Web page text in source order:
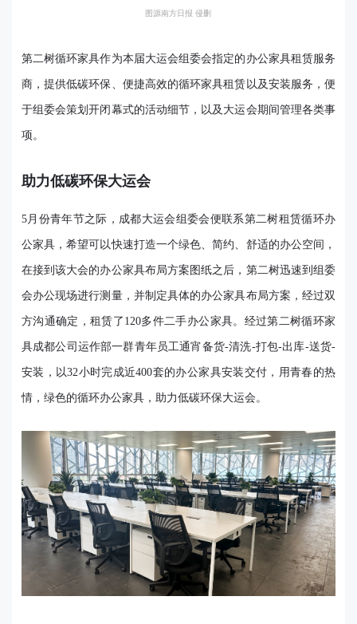
图源南方日报 侵删
第二树循环家具作为本届大运会组委会指定的办公家具租赁服务
商，提供低碳环保、便捷高效的循环家具租赁以及安装服务，便
于组委会策划开闭幕式的活动细节，以及大运会期间管理各类事
项。
助力低碳环保大运会
5月份青年节之际，成都大运会组委会便联系第二树租赁循环办
公家具，希望可以快速打造一个绿色、简约、舒适的办公空间，
在接到该大会的办公家具布局方案图纸之后，第二树迅速到组委
会办公现场进行测量，并制定具体的办公家具布局方案，经过双
方沟通确定，租赁了120多件二手办公家具。经过第二树循环家
具成都公司运作部一群青年员工通宵备货-清洗-打包-出库-送货-
安装，以32小时完成近400套的办公家具安装交付，用青春的热
情，绿色的循环办公家具，助力低碳环保大运会。